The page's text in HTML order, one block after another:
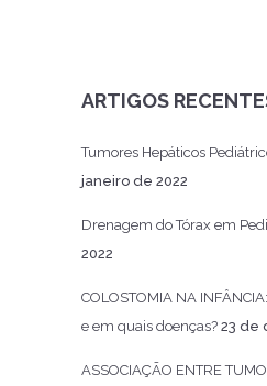
ARTIGOS
Tumores Hepáticos
janeiro de 2022
Drenagem do Tórax em
2022
COLOSTOMIA NA
e em quais doenças? 23 de
ASSOCIAÇÃO ENTRE